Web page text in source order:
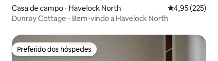
Casa de campo ⋅ Havelock North 4,95 de uma
4,95 (225)
Dunray Cottage - Bem-vindo a Havelock North
Preferido dos hóspedes
Preferido dos hóspedes